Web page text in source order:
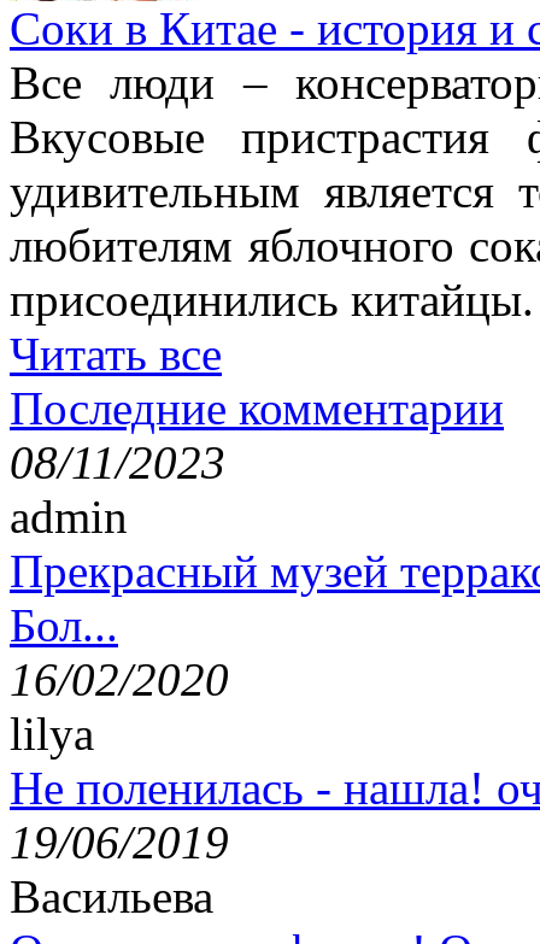
Соки в Китае - история и
Все люди –
Вкусовые
удивительным
любителям яблочного
присоединились китайцы.
Читать все
Последние комментарии
08/11/2023
admin
Прекрасный музей
Бол...
16/02/2020
lilya
Не поленилась - нашла!
19/06/2019
Васильева